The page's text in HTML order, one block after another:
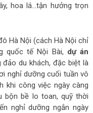
hoa lá…tận hưởng trọn
Hà Nội (cách Hà Nội chỉ
quốc tế Nội Bài, dự án
du khách, đặc biệt là
nghỉ dưỡng cuối tuần vô
khi công việc ngày càng
bộn bề lo toan, quỹ thời
nghỉ dưỡng ngắn ngày